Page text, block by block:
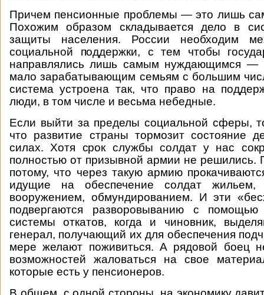
Причем пенсионные проблемы — это лишь
Похожим образом складывается дело в
защиты населения. России необходим
социальной поддержки, с тем чтобы
направлялись лишь самым нуждающимся —
мало зарабатывающим семьям с большим
система устроена так, что право на
люди, в том числе и весьма небедные.
Если выйти за пределы социальной сферы,
что развитие страны тормозит состояние
силах. Хотя срок службы солдат у нас
полностью от призывной армии не решились.
потому, что через такую армию
идущие на обеспечение солдат жильем,
вооружением, обмундированием. И эти
подвергаются разворовыванию с
системы откатов, когда и чиновник,
генерал, получающий их для обеспечения
мере желают поживиться. А рядовой боец
возможностей жаловаться на свое
которые есть у пенсионеров.